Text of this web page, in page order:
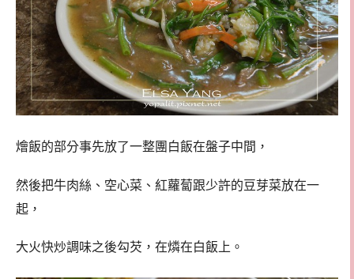
燴飯的部分事先放了一整團白飯在盤子中間，
然後把牛肉絲、空心菜、紅蘿蔔跟少許的豆芽菜放在一
起，
大火快炒調味之後勾芡，在燐在白飯上。